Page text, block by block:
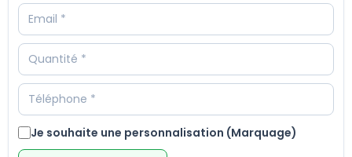
Je souhaite une personnalisation (Marquage)